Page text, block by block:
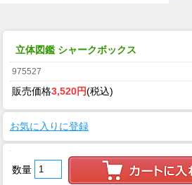
立体図鑑 シャークボックス
975527
販売価格3,520円(税込)
お気に入りに登録
数量